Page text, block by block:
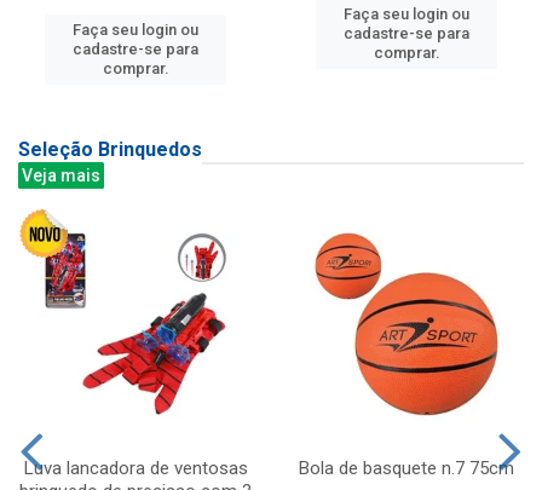
Faça seu login ou
cadastre-se para
comprar.
Faça seu login ou
cadastre-se para
comprar.
Seleção Brinquedos
Veja mais
Luva lancadora de ventosas
Bola de basquete n.7 75cm